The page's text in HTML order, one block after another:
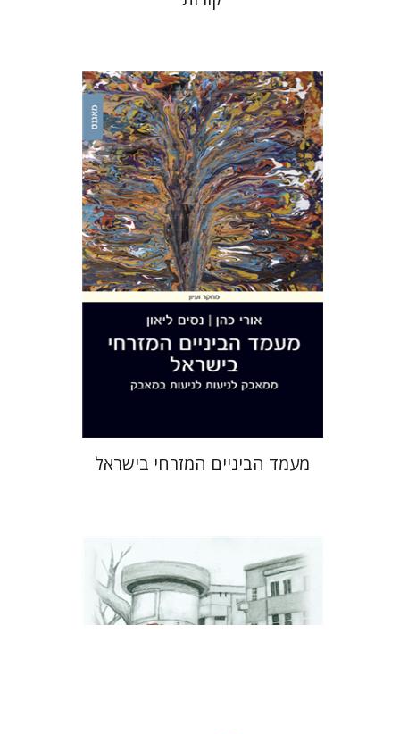
אורי כהן נסים ליאון
הנחת אתר ספר מודפס
$42
$38
מעמד הביניים המזרחי בישראל
רחל רוז'נסקי
דוד בן-נחום